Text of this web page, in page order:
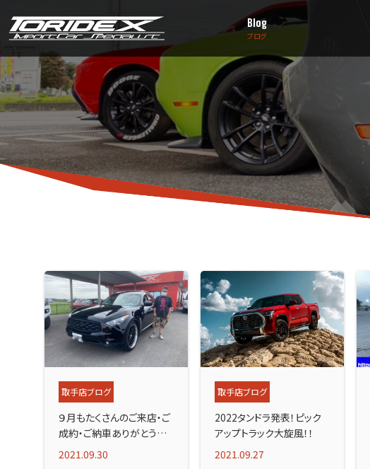
Blog
ブログ
取手店ブログ
９月もたくさんのご来店・ご
成約・ご納車ありがとうご
ざいました！
2021.09.30
取手店ブログ
2022タンドラ発表！ピック
アップトラック大旋風！！
2021.09.27